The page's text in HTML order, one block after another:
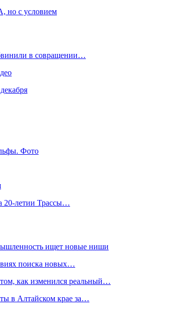
но с условием
в совращении…
Фото
20-летии Трассы…
ищет новые ниши
поиска новых…
как изменился реальный…
в Алтайском крае за…